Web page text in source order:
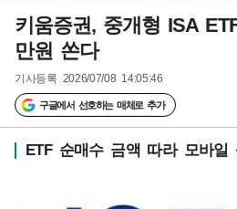
키움증권, 중개형 ISA
만원 쏜다
기사등록 2026/07/08 14:05:46
구글에서 선호하는 매체로 추가
ETF 순매수 금액 따라 모바일